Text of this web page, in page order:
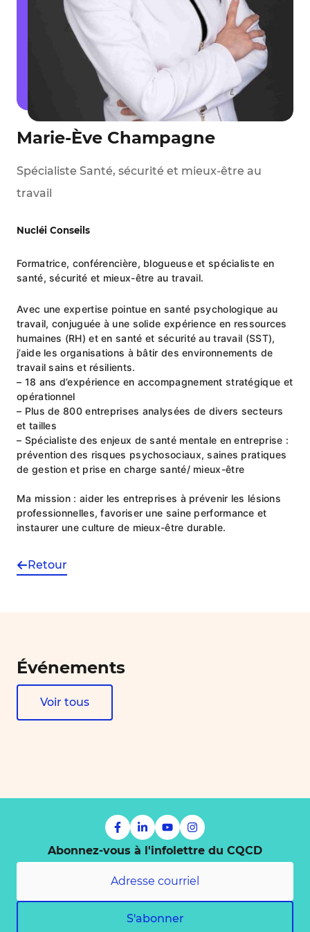
Marie-Ève Champagne
Spécialiste Santé, sécurité et mieux-être au
travail
Nucléi Conseils
Formatrice, conférencière, blogueuse et spécialiste en
santé, sécurité et mieux-être au travail.
Avec une expertise pointue en santé psychologique au
travail, conjuguée à une solide expérience en ressources
humaines (RH) et en santé et sécurité au travail (SST),
j’aide les organisations à bâtir des environnements de
travail sains et résilients.
– 18 ans d’expérience en accompagnement stratégique et
opérationnel
– Plus de 800 entreprises analysées de divers secteurs
et tailles
– Spécialiste des enjeux de santé mentale en entreprise :
prévention des risques psychosociaux, saines pratiques
de gestion et prise en charge santé/ mieux-être
Ma mission : aider les entreprises à prévenir les lésions
professionnelles, favoriser une saine performance et
instaurer une culture de mieux-être durable.
Retour
Événements
Voir tous
Abonnez-vous à l'infolettre du CQCD
S'abonner